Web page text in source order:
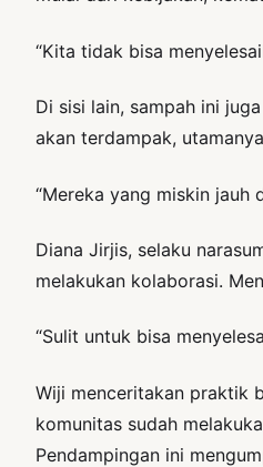
“Kita tidak bisa
Di sisi lain, sampah ini
akan terdampak,
“Mereka yang miskin jauh
Diana Jirjis, selaku
melakukan kolaborasi.
“Sulit untuk bisa
Wiji menceritakan praktik
komunitas sudah
Pendampingan ini